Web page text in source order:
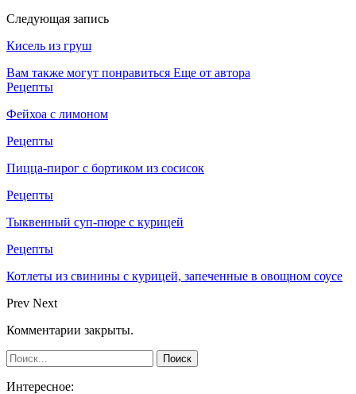
Следующая запись
Кисель из груш
Вам также могут понравиться Еще от автора
Рецепты
Фейхоа с лимоном
Рецепты
Пицца-пирог с бортиком из сосисок
Рецепты
Тыквенный суп-пюре с курицей
Рецепты
Котлеты из свинины с курицей, запеченные в овощном соусе
Prev Next
Комментарии закрыты.
Интересное: